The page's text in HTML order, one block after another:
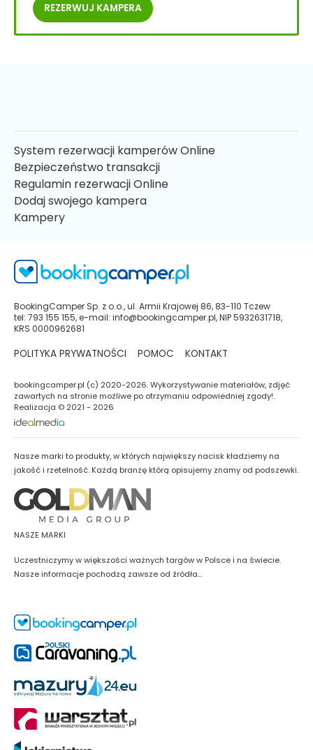
REZERWUJ KAMPERA
System rezerwacji kamperów Online
Bezpieczeństwo transakcji
Regulamin rezerwacji Online
Dodaj swojego kampera
Kampery
BookingCamper Sp. z o.o., ul. Armii Krajowej 86, 83-110 Tczew
tel: 793 155 155, e-mail: info@bookingcamper.pl, NIP 5932631718,
KRS 0000962681
POLITYKA PRYWATNOŚCI POMOC KONTAKT
bookingcamper.pl (c) 2020-2026. Wykorzystywanie materiałów, zdjęć
zawartych na stronie możliwe po otrzymaniu odpowiedniej zgody!.
Realizacja © 2021 - 2026
Nasze marki to produkty, w których największy nacisk kładziemy na
jakość i rzetelność. Każdą branżę którą opisujemy znamy od podszewki.
NASZE MARKI
Uczestniczymy w większości ważnych targów w Polsce i na świecie.
Nasze informacje pochodzą zawsze od źródła...